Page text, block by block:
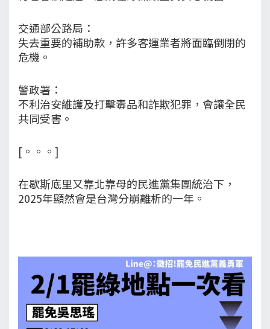
交通部公路局：
失去重要的補助款，許多客運業者將面臨倒閉的
危機。
警政署：
不利治安維護及打擊毒品和詐欺犯罪，會讓全民
共同受害。
[。。。]
在歇斯底里又靠北靠母的民進黨集團統治下，
2025年顯然會是台灣分崩離析的一年。